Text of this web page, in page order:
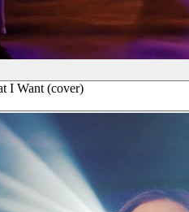
I Want (cover)